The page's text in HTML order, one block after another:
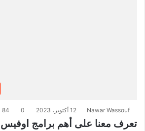
Nawar Wassouf 12 أكتوبر، 2023 0
84
تعرف معنا على أهم برامج اوفيس